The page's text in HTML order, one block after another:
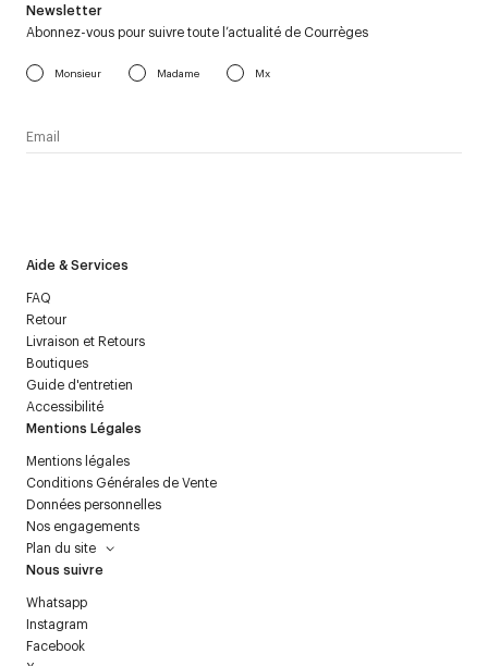
Aide & Services
FAQ
Retour
Livraison et Retours
Boutiques
Guide d'entretien
Accessibilité
Mentions Légales
Mentions légales
Conditions Générales de Vente
Données personnelles
Nos engagements
Plan du site
Nous suivre
Whatsapp
Instagram
Facebook
Newsletter
Abonnez-vous pour suivre toute l’actualité de Courrèges
Monsieur Madame Mx